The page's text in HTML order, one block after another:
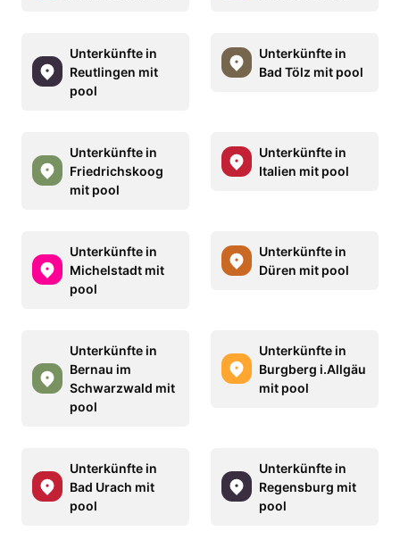
Unterkünfte in
Reutlingen mit
pool
Unterkünfte in
Bad Tölz mit pool
Unterkünfte in
Friedrichskoog
mit pool
Unterkünfte in
Italien mit pool
Unterkünfte in
Michelstadt mit
pool
Unterkünfte in
Düren mit pool
Unterkünfte in
Bernau im
Schwarzwald mit
pool
Unterkünfte in
Burgberg i.Allgäu
mit pool
Unterkünfte in
Bad Urach mit
pool
Unterkünfte in
Regensburg mit
pool